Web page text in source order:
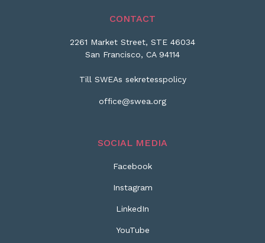
CONTACT
2261 Market Street, STE 46034
San Francisco, CA 94114
Till SWEAs sekretesspolicy
office@swea.org
SOCIAL MEDIA
Facebook
Instagram
LinkedIn
YouTube